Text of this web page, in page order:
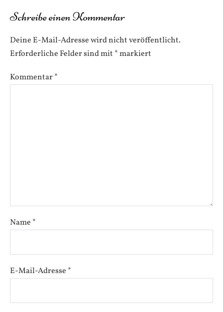
Schreibe einen Kommentar
Deine E-Mail-Adresse wird nicht veröffentlicht.
Erforderliche Felder sind mit *markiert
Kommentar*
Name *
E-Mail-Adresse *